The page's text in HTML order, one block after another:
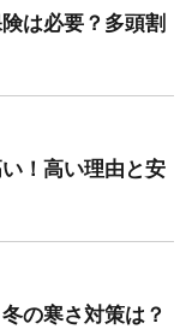
は必要？多頭割
！高い理由と安
の寒さ対策は？